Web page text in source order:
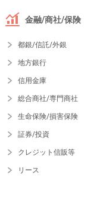
金融/商社/保険
都銀/信託/外銀
地方銀行
信用金庫
総合商社/専門商社
生命保険/損害保険
証券/投資
クレジット信販等
リース